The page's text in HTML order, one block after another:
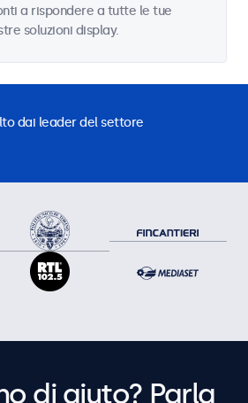
a rispondere a tutte le tue
soluzioni display.
dai leader del settore
di aiuto? Parla